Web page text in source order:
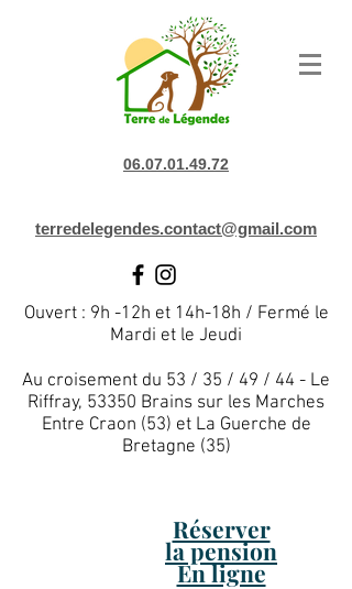
06.07.01.49.72
terredelegendes.contact@gmail.com
Ouvert : 9h -12h et 14h-18h / Fermé le
Mardi et le Jeudi
Au croisement du 53 / 35 / 49 / 44 - Le
Riffray, 53350 Brains sur les Marches
Entre Craon (53) et La Guerche de
Bretagne (35)
Réserver
la pension
En ligne